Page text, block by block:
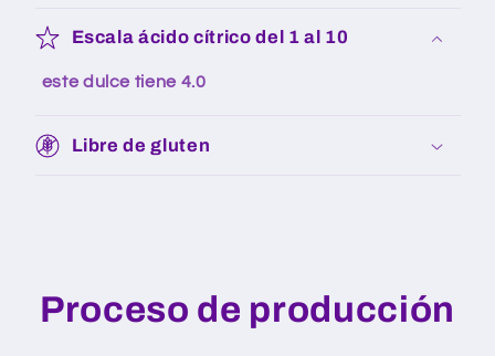
Escala ácido cítrico del 1 al 10
este dulce tiene 4.0
Libre de gluten
Proceso de producción